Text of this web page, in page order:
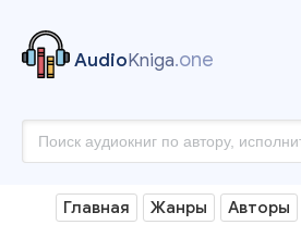
AudioKniga.one
Главная Жанры Авторы